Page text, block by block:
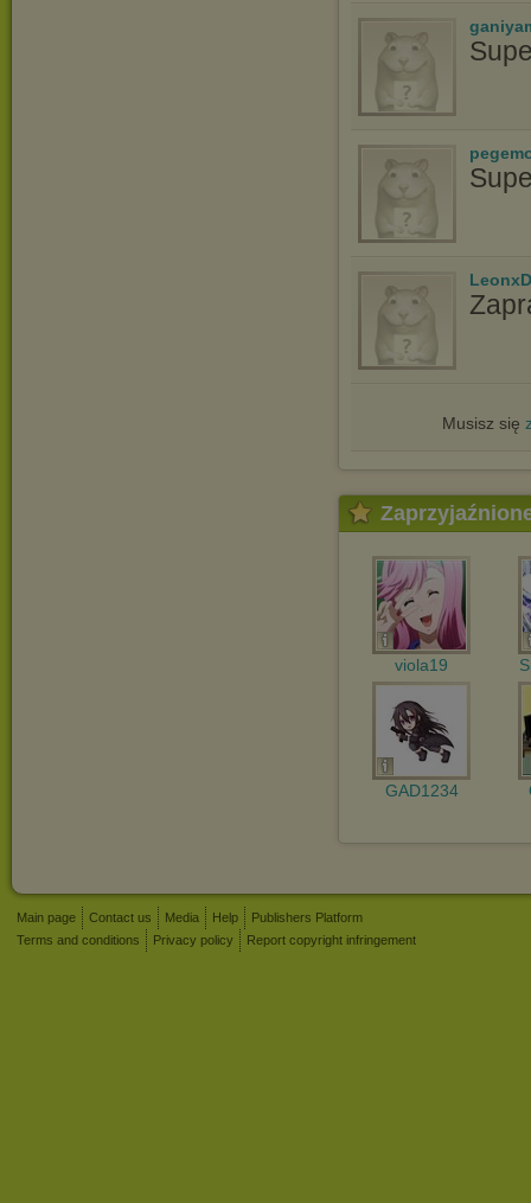
Musisz się
viola19
GAD1234
Main page Contact us Media Help
Publishers Platform
Terms and conditions
Privacy policy Report copyright infringement